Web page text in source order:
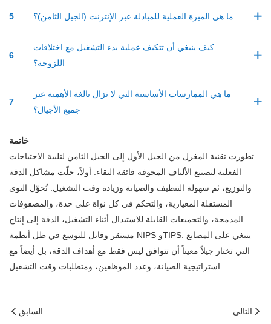
5 ما هي الميزة العملية للمبادلة عبر الإنترنت (الجيل الثامن)؟
6
كيف ينبغي أن تتكيف عملية بدء التشغيل مع اختلافات
اللزوجة؟
7
ما هي الممارسات الأساسية التي لا تزال بالغة الأهمية عبر
جميع الأجيال؟
خاتمة
تطورت تقنية المغزل من الجيل الأول إلى الجيل الثامن لتلبية الاحتياجات
الفعلية لتصنيع الألياف المجوفة فائقة النقاء: أولاً، حلّت مشاكل الدقة
والتوزيع، ثم سهولة التنظيف والصيانة وزيادة وقت التشغيل. تُحوّل النوى
المستقلة المعيارية، والتحكم في كل نواة على حدة، والمصفوفات
المدمجة، والتجميعات القابلة للاستبدال أثناء التشغيل، الدقة إلى إنتاج
مستقر وقابل للتوسع في ظل أنظمة NIPS وTIPS. ينبغي على المصانع
التي تختار جيلاً معيناً أن تتوافق ليس فقط مع أهداف الدقة، بل أيضاً مع
السابق التالي